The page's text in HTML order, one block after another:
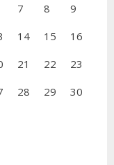
7 8
9
14 15
16
21 22
23
28 29
30